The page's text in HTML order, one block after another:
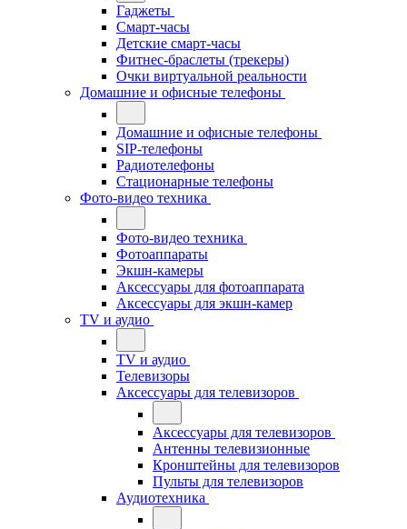
Гаджеты
Смарт-часы
Детские смарт-часы
Фитнес-браслеты (трекеры)
Очки виртуальной реальности
Домашние и офисные телефоны
Домашние и офисные телефоны
SIP-телефоны
Радиотелефоны
Стационарные телефоны
Фото-видео техника
Фото-видео техника
Фотоаппараты
Экшн-камеры
Аксессуары для фотоаппарата
Аксессуары для экшн-камер
TV и аудио
TV и аудио
Телевизоры
Аксессуары для телевизоров
Аксессуары для телевизоров
Антенны телевизионные
Кронштейны для телевизоров
Пульты для телевизоров
Аудиотехника